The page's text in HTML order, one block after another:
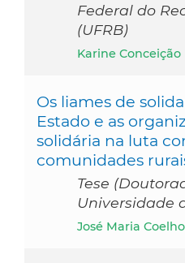
Federal do
(UFRB)
Karine
Os liames de
Estado e as
solidária na luta
comunidades
Tese
Universidade
José Maria